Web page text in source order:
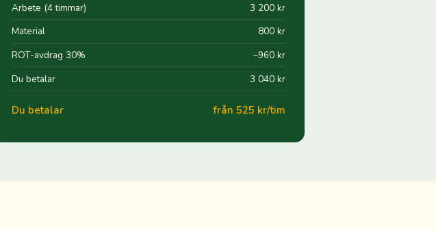
Arbete (4 timmar)
3 200 kr
Material
800 kr
ROT-avdrag 30%
−960 kr
Du betalar
3 040 kr
Du betalar från 525 kr/tim